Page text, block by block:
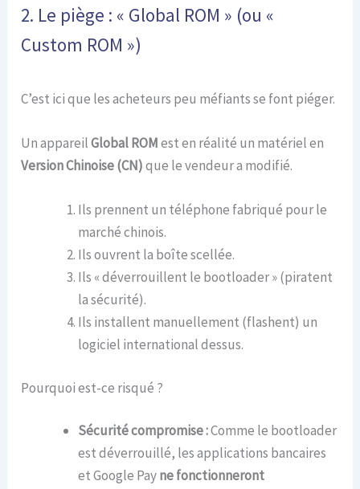
2. Le piège : « Global ROM » (ou «
Custom ROM »)
C’est ici que les acheteurs peu méfiants se font piéger.
Un appareilGlobal ROMest en réalité un matériel en
Version Chinoise (CN)que le vendeur a modifié.
Ils prennent un téléphone fabriqué pour le
marché chinois.
Ils ouvrent la boîte scellée.
Ils « déverrouillent le bootloader » (piratent
la sécurité).
Ils installent manuellement (flashent) un
logiciel international dessus.
Pourquoi est-ce risqué ?
Sécurité compromise :Comme le bootloader
est déverrouillé, les applications bancaires
et Google Payne fonctionneront